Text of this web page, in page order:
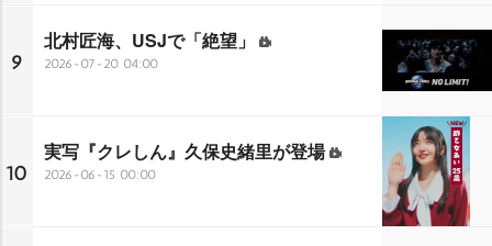
9
北村匠海、USJで「絶望」
2026-07-20 04:00
10
実写『クレしん』久保史緒里が登場
2026-06-15 00:00